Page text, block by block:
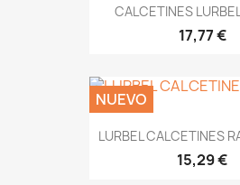
CALCETINES
17,77 €
LURBEL CALCETINES
15,29 €
NUEVO